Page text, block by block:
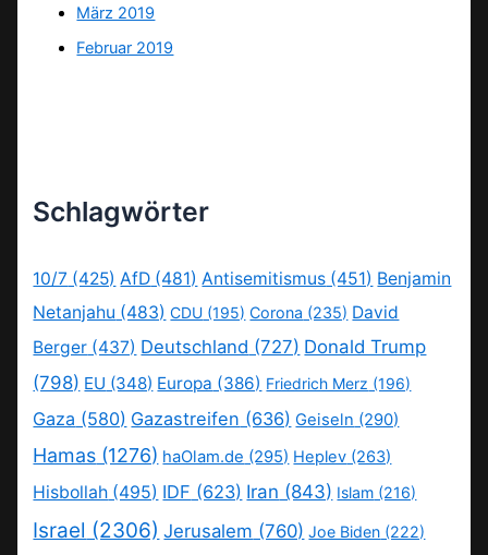
März 2019
Februar 2019
Schlagwörter
10/7 (425) AfD (481) Antisemitismus (451) Benjamin
Netanjahu (483) CDU (195) Corona (235) David
Berger (437) Deutschland (727) Donald Trump
(798) EU (348) Europa (386) Friedrich Merz (196)
Gaza (580) Gazastreifen (636) Geiseln (290)
Hamas (1276) haOlam.de (295) Heplev (263)
Hisbollah (495) IDF (623) Iran (843) Islam (216)
Israel (2306) Jerusalem (760) Joe Biden (222)